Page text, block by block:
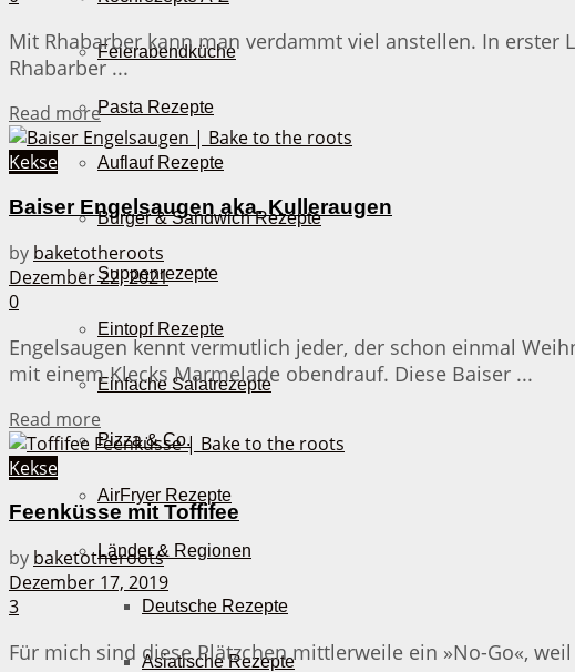
Feierabendküche
Pasta Rezepte
Auflauf Rezepte
Burger & Sandwich Rezepte
Suppenrezepte
Eintopf Rezepte
Einfache Salatrezepte
Pizza & Co.
AirFryer Rezepte
Länder & Regionen
Deutsche Rezepte
Asiatische Rezepte
Mit Rhabarber kann man verdammt viel anstellen. In
Rhabarber ...
Read moreDetails
Kekse
Baiser Engelsaugen aka. Kulleraugen
by baketotheroots
Dezember 22, 2021
0
Engelsaugen kennt vermutlich jeder, der schon einmal
mit einem Klecks Marmelade obendrauf. Diese Baiser ...
Read more
Kekse
Feenküsse mit Toffifee
by baketotheroots
Dezember 17, 2019
3
Für mich sind diese Plätzchen mittlerweile ein »No-Go«,